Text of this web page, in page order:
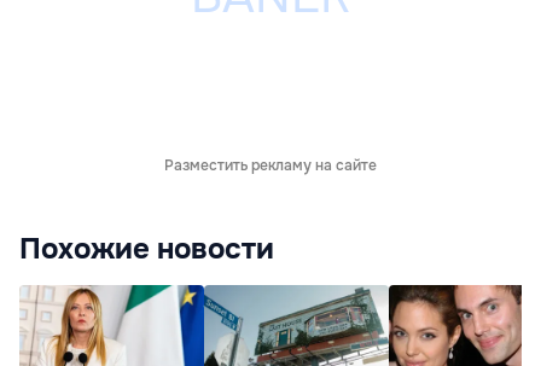
Разместить рекламу на сайте
Похожие новости